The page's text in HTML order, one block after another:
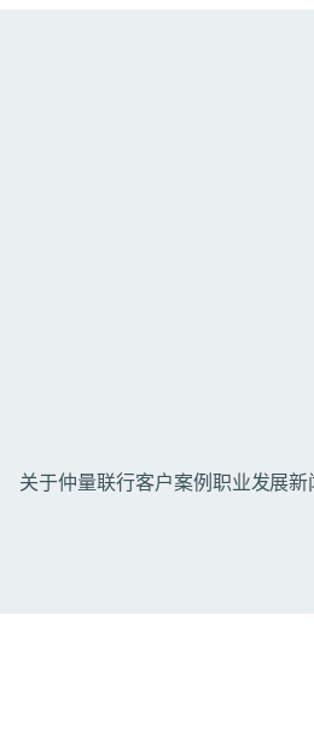
关于仲量联行客户案例职业发展新